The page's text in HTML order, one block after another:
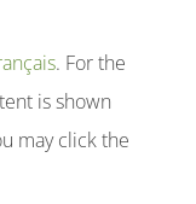
. For the
is shown
may click the